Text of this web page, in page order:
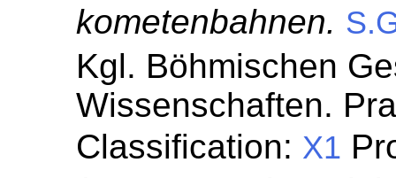
kometenbahnen.
Kgl. Böhmischen
Wissenschaften.
Classification: X1